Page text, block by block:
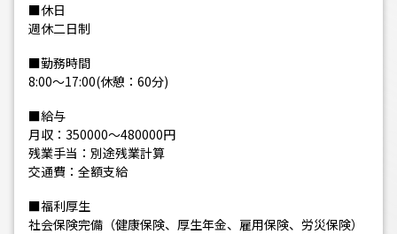
■休日
週休二日制
■勤務時間
8:00～17:00(休憩：60分)
■給与
月収：350000～480000円
残業手当：別途残業計算
交通費：全額支給
■福利厚生
社会保険完備（健康保険、厚生年金、雇用保険、労災保険）